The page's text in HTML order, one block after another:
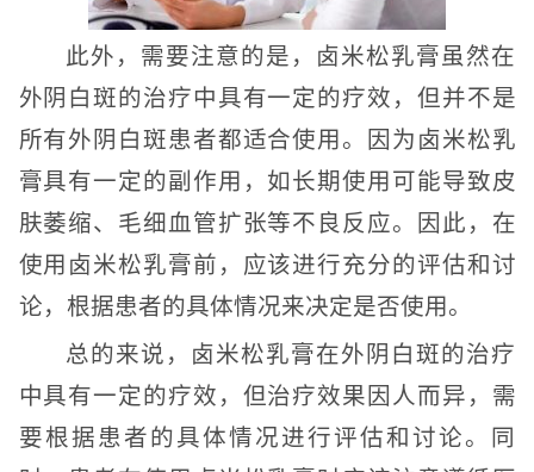
此外，需要注意的是，卤米松乳膏虽然在
外阴白斑的治疗中具有一定的疗效，但并不是
所有外阴白斑患者都适合使用。因为卤米松乳
膏具有一定的副作用，如长期使用可能导致皮
肤萎缩、毛细血管扩张等不良反应。因此，在
使用卤米松乳膏前，应该进行充分的评估和讨
论，根据患者的具体情况来决定是否使用。
总的来说，卤米松乳膏在外阴白斑的治疗
中具有一定的疗效，但治疗效果因人而异，需
要根据患者的具体情况进行评估和讨论。同